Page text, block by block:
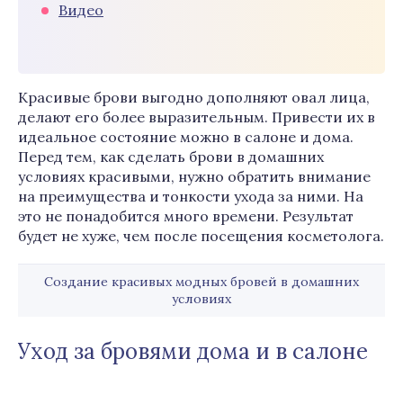
Видео
Красивые брови выгодно дополняют овал лица,
делают его более выразительным. Привести их в
идеальное состояние можно в салоне и дома.
Перед тем, как сделать брови в домашних
условиях красивыми, нужно обратить внимание
на преимущества и тонкости ухода за ними. На
это не понадобится много времени. Результат
будет не хуже, чем после посещения косметолога.
Создание красивых модных бровей в домашних
условиях
Уход за бровями дома и в салоне